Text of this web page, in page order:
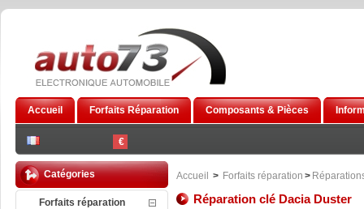
€
Accueil Forfaits Réparation Composants & Pièces
Catégories
Forfaits réparation
Accueil > Forfaits réparation >
Réparation clé Dacia Duster